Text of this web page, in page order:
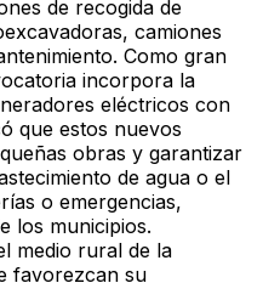
de recogida de
camiones
Como gran
incorpora la
eléctricos con
que estos nuevos
obras y garantizar
de agua o el
o emergencias,
los municipios.
medio rural de la
favorezcan su